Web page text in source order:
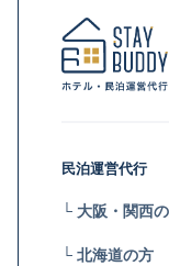
民泊運営代行
└ 大阪・関西
└ 北海道の方